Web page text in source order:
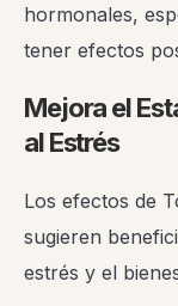
hormonales,
tener efectos
Mejora el
al Estrés
Los efectos de
sugieren
estrés y el